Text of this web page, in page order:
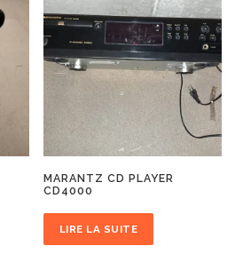
MARANTZ CD PLAYER
CD4000
LIRE LA SUITE